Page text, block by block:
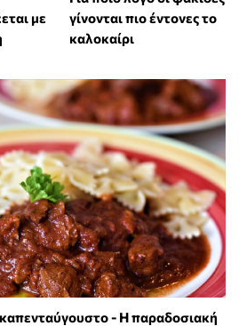
με
γίνονται πιο έντονες το
καλοκαίρι
- Η παραδοσιακή